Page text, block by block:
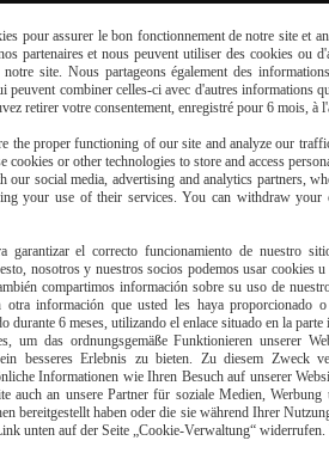
REMPLISSEZ LE
pour assurer le bon fonctionnement de notre site et
partenaires et nous peuvent utiliser des cookies ou
site. Nous partageons également des
peuvent combiner celles-ci avec d'autres
retirer votre consentement, enregistré pour 6 mois, à
the proper functioning of our site and analyze our
cookies or other technologies to store and access
our social media, advertising and analytics partners,
your use of their services. You can withdraw
garantizar el correcto funcionamiento de nuestro
nosotros y nuestros socios podemos usar cookies
compartimos información sobre su uso de
otra información que usted les haya
durante 6 meses, utilizando el enlace situado en la
um das ordnungsgemäße Funktionieren unserer
besseres Erlebnis zu bieten. Zu diesem Zweck
Informationen wie Ihren Besuch auf unserer
auch an unsere Partner für soziale Medien,
bereitgestellt haben oder die sie während Ihrer
unten auf der Seite „Cookie-Verwaltung“